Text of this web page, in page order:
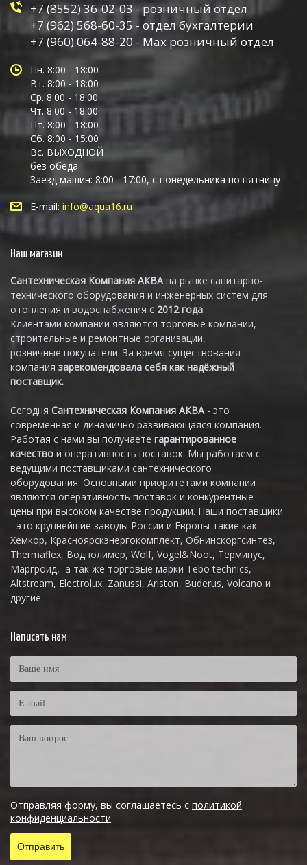
+7 (8552) 36-02-03 - розничный отдел
+7 (962) 568-60-35 - отдел бухгалтерии
+7 (960) 064-88-20 - Max розничный отдел
Пн. 8:00 - 18:00
Вт. 8:00 - 18:00
Ср. 8:00 - 18:00
Чт. 8:00 - 18:00
Пт. 8:00 - 18:00
Сб. 8:00 - 15:00
Вс. ВЫХОДНОЙ
без обеда
Заезд машин: 8:00 - 17:00, с понедельника по пятницу
E-mail: info@aqua16.ru
Наш магазин
Сантехническая Компания АКВАна рынке санитарно-
технического оборудования и инженерных систем для
отопления и водоснабжения с 2012 года.
Клиентами компании являются торговые компании,
строительные и ремонтные организации,
розничные покупатели. За время существования
компания зарекомендовала себя как надёжный
поставщик.
Сегодня Сантехническая Компания АКВА - это
современная и динамично развивающаяся компания.
Работая с нами вы получаете гарантированное
качество и оперативность поставок. Мы работаем с
ведущими поставщиками сантехнического
оборудования. Основными приоритетами компании
являются оперативность поставок и конкурентные
цены при высоком качестве продукции. Наши поставщики
- это крупнейшие заводы России и Европы такие как:
Хемкор, Красноярскэнергокомплект, Обнинскоргсинтез,
Thermaflex, Водполимер, Wolf, Vogel&Noot, Терминус,
Маргроид, а так же торговые марки Tebo technics,
Altstream, Electrolux, Zanussi, Ariston, Buderus, Volcano и
другие.
Написать нам
Отправляя форму, вы соглашаетесь с политикой
конфиденциальности